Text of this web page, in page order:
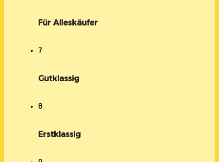
Für Alleskäufer
7
Gutklassig
8
Erstklassig